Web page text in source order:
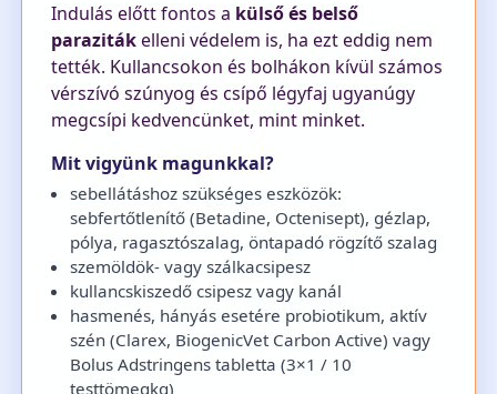
Indulás előtt fontos a külső és belső
parazitákelleni védelem is, ha ezt eddig nem
tették. Kullancsokon és bolhákon kívül számos
vérszívó szúnyog és csípő légyfaj ugyanúgy
megcsípi kedvencünket, mint minket.
Mit vigyünk magunkkal?
sebellátáshoz szükséges eszközök:
sebfertőtlenítő (Betadine, Octenisept), gézlap,
pólya, ragasztószalag, öntapadó rögzítő szalag
szemöldök- vagy szálkacsipesz
kullancskiszedő csipesz vagy kanál
hasmenés, hányás esetére probiotikum, aktív
szén (Clarex, BiogenicVet Carbon Active) vagy
Bolus Adstringens tabletta (3×1 / 10
testtömegkg)